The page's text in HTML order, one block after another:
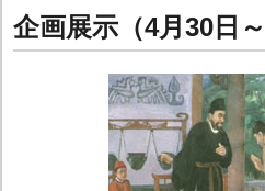
企画展示（4月30日～